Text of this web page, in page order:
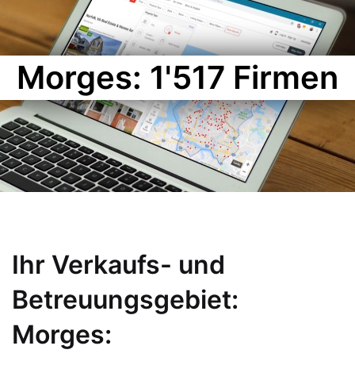
Morges: 1'517 Firmen
Ihr Verkaufs- und
Betreuungsgebiet:
Morges: